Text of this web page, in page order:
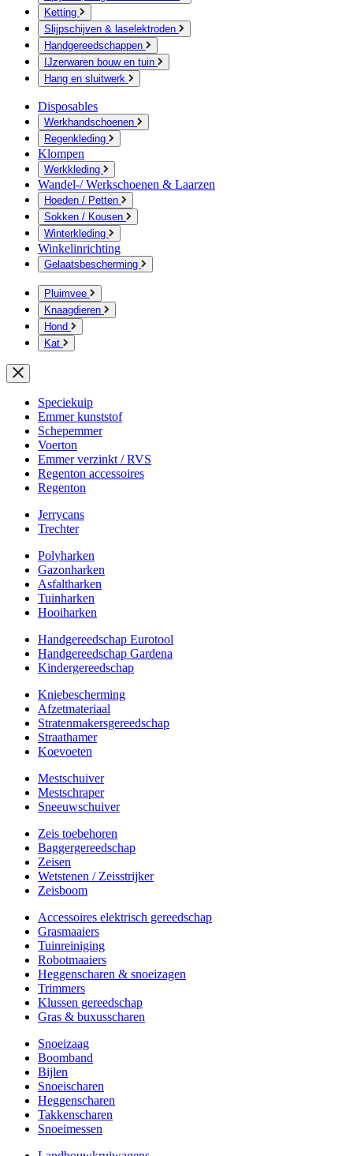
Ketting
Slijpschijven & laselektroden
Handgereedschappen
IJzerwaren bouw en tuin
Hang en sluitwerk
Disposables
Werkhandschoenen
Regenkleding
Klompen
Werkkleding
Wandel-/ Werkschoenen & Laarzen
Hoeden / Petten
Sokken / Kousen
Winterkleding
Winkelinrichting
Gelaatsbescherming
Pluimvee
Knaagdieren
Hond
Kat
Speciekuip
Emmer kunststof
Schepemmer
Voerton
Emmer verzinkt / RVS
Regenton accessoires
Regenton
Jerrycans
Trechter
Polyharken
Gazonharken
Asfaltharken
Tuinharken
Hooiharken
Handgereedschap Eurotool
Handgereedschap Gardena
Kindergereedschap
Kniebescherming
Afzetmateriaal
Stratenmakersgereedschap
Straathamer
Koevoeten
Mestschuiver
Mestschraper
Sneeuwschuiver
Zeis toebehoren
Baggergereedschap
Zeisen
Wetstenen / Zeisstrijker
Zeisboom
Accessoires elektrisch gereedschap
Grasmaaiers
Tuinreiniging
Robotmaaiers
Heggenscharen & snoeizagen
Trimmers
Klussen gereedschap
Gras & buxusscharen
Snoeizaag
Boomband
Bijlen
Snoeischaren
Heggenscharen
Takkenscharen
Snoeimessen